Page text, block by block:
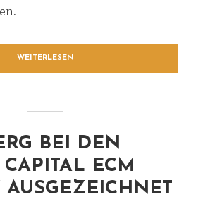
WEITERLESEN
BEI DEN
ECM
AUSGEZEICHNET